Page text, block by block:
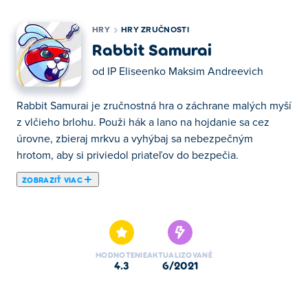
HRY HRY ZRUČNOSTI
Rabbit Samurai
od IP Eliseenko Maksim Andreevich
Rabbit Samurai je zručnostná hra o záchrane malých myší
z vlčieho brlohu. Použi hák a lano na hojdanie sa cez
úrovne, zbieraj mrkvu a vyhýbaj sa nebezpečným
hrotom, aby si priviedol priateľov do bezpečia.
ZOBRAZIŤ VIAC
HODNOTENIE
4.3
AKTUALIZOVANÉ
6/2021